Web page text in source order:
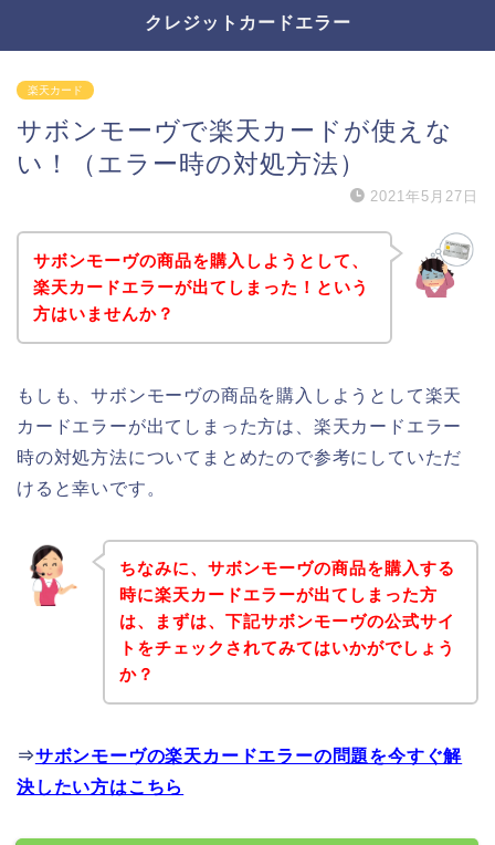
クレジットカードエラー
楽天カード
サボンモーヴで楽天カードが使えな
い！（エラー時の対処方法）
2021年5月27日
サボンモーヴの商品を購入しようとして、
楽天カードエラーが出てしまった！という
方はいませんか？
もしも、サボンモーヴの商品を購入しようとして楽天
カードエラーが出てしまった方は、楽天カードエラー
時の対処方法についてまとめたので参考にしていただ
けると幸いです。
ちなみに、サボンモーヴの商品を購入する
時に楽天カードエラーが出てしまった方
は、まずは、下記サボンモーヴの公式サイ
トをチェックされてみてはいかがでしょう
か？
⇒サボンモーヴの楽天カードエラーの問題を今すぐ解
決したい方はこちら